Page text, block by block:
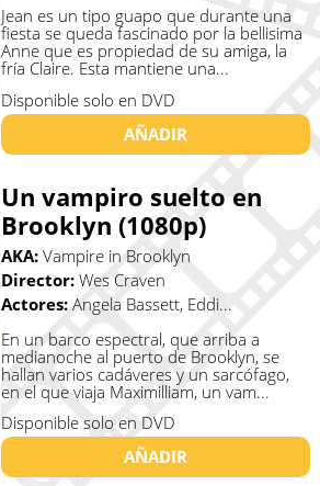
Jean es un tipo guapo que durante una
fiesta se queda fascinado por la bellisima
Anne que es propiedad de su amiga, la
fría Claire. Esta mantiene una...
Disponible solo en DVD
AÑADIR
Un vampiro suelto en
Brooklyn (1080p)
AKA: Vampire in Brooklyn
Director: Wes Craven
Actores: Angela Bassett, Eddi...
En un barco espectral, que arriba a
medianoche al puerto de Brooklyn, se
hallan varios cadáveres y un sarcófago,
en el que viaja Maximilliam, un vam...
Disponible solo en DVD
AÑADIR